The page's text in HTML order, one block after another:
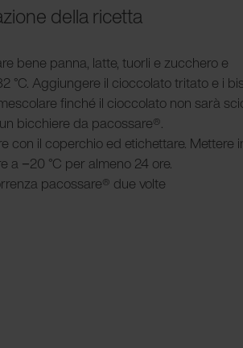
della ricetta
bene panna, latte, tuorli e zucchero e
°C. Aggiungere il cioccolato tritato e i
finché il cioccolato non sarà
bicchiere da pacossare®.
con il coperchio ed etichettare. Mettere
a −20 °C per almeno 24 ore.
pacossare® due volte